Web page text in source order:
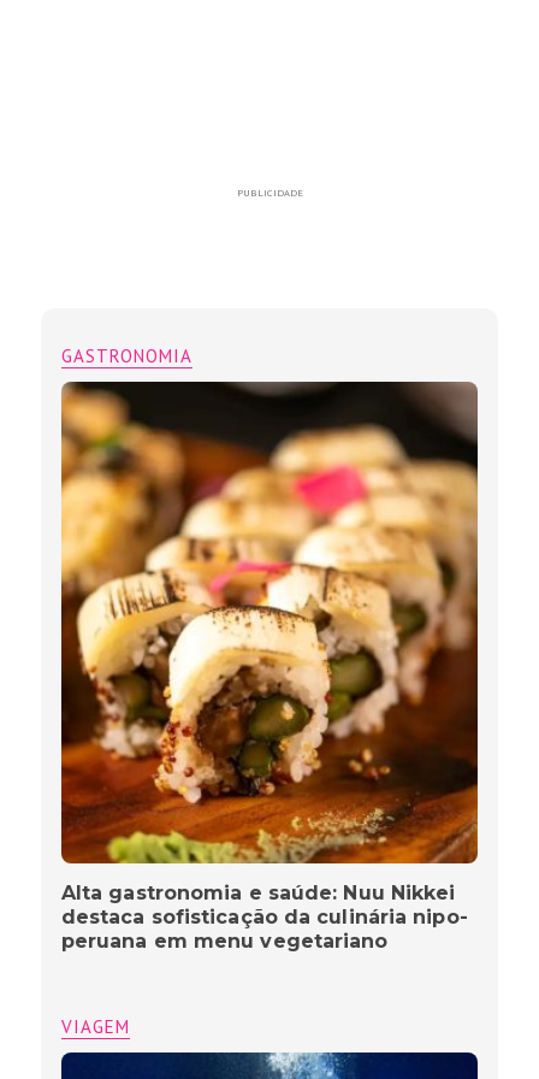
PUBLICIDADE
GASTRONOMIA
Alta gastronomia e saúde: Nuu Nikkei
destaca sofisticação da culinária nipo-
peruana em menu vegetariano
VIAGEM